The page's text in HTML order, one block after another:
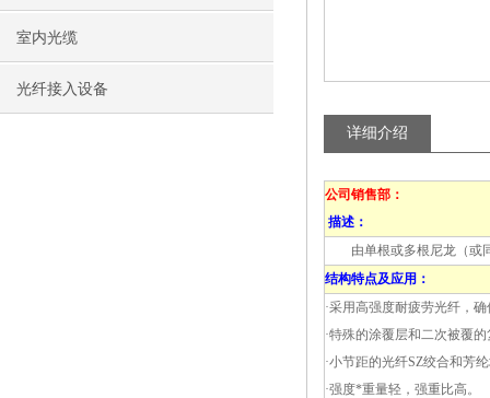
室内光缆
光纤接入设备
详细介绍
公司销售部：
描述：
由单根或多根尼龙（或同
结构特点及应用：
·采用高强度耐疲劳光纤，
·特殊的涂覆层和二次被覆
·小节距的光纤SZ绞合和芳
·强度*重量轻，强重比高。